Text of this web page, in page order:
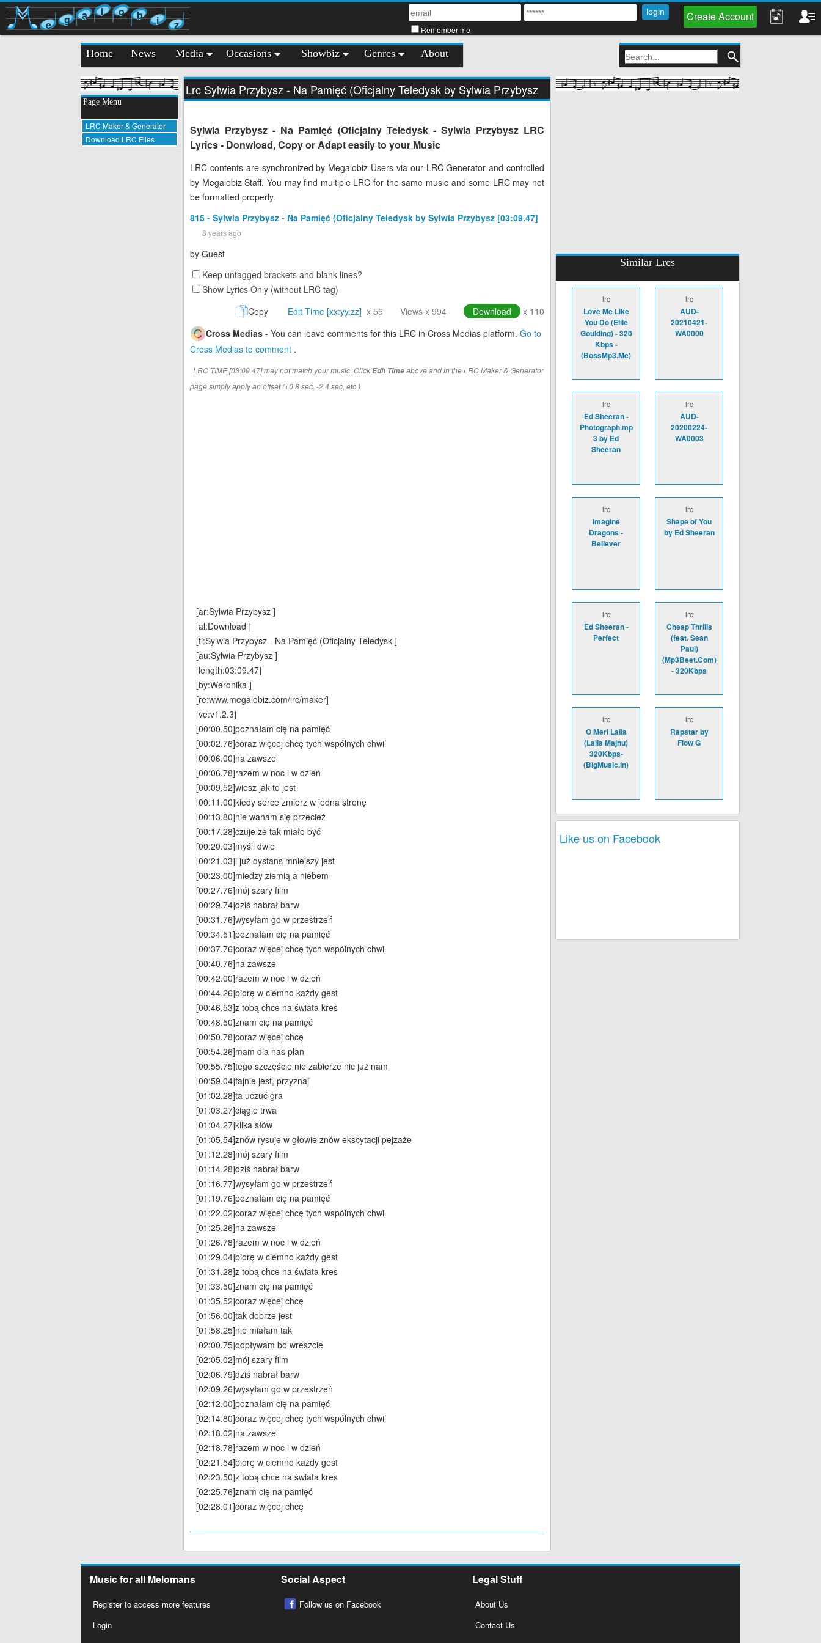
e g a l o b i z Remember me
Create Account
Home News Media Occasions Showbiz Genres About
Page Menu
LRC Maker & Generator
Download LRC Files
Lrc Sylwia Przybysz - Na Pamięć (Oficjalny Teledysk by Sylwia Przybysz
Sylwia Przybysz - Na Pamięć (Oficjalny Teledysk - Sylwia Przybysz LRC
Lyrics - Donwload, Copy or Adapt easily to your Music
LRC contents are synchronized by Megalobiz Users via our LRC Generator and controlled
by Megalobiz Staff. You may find multiple LRC for the same music and some LRC may not
be formatted properly.
815 - Sylwia Przybysz - Na Pamięć (Oficjalny Teledysk by Sylwia Przybysz [03:09.47]
8 years ago
by Guest
Keep untagged brackets and blank lines?
Show Lyrics Only (without LRC tag)
Copy
Edit Time [xx:yy.zz] x 55 Views x 994 Download
x 110
Cross Medias - You can leave comments for this LRC in Cross Medias platform. Go to
Cross Medias to comment .
LRC TIME [03:09.47] may not match your music. ClickEdit Timeabove and in the LRC Maker & Generator
page simply apply an offset (+0.8 sec, -2.4 sec, etc.)
[ar:Sylwia Przybysz ]
[al:Download ]
[ti:Sylwia Przybysz - Na Pamięć (Oficjalny Teledysk ]
[au:Sylwia Przybysz ]
[length:03:09.47]
[by:Weronika ]
[re:www.megalobiz.com/lrc/maker]
[ve:v1.2.3]
[00:00.50]poznałam cię na pamięć
[00:02.76]coraz więcej chcę tych wspólnych chwil
[00:06.00]na zawsze
[00:06.78]razem w noc i w dzień
[00:09.52]wiesz jak to jest
[00:11.00]kiedy serce zmierz w jedna stronę
[00:13.80]nie waham się przecież
[00:17.28]czuje ze tak miało być
[00:20.03]myśli dwie
[00:21.03]i już dystans mniejszy jest
[00:23.00]miedzy ziemią a niebem
[00:27.76]mój szary film
[00:29.74]dziś nabrał barw
[00:31.76]wysyłam go w przestrzeń
[00:34.51]poznałam cię na pamięć
[00:37.76]coraz więcej chcę tych wspólnych chwil
[00:40.76]na zawsze
[00:42.00]razem w noc i w dzień
[00:44.26]biorę w ciemno każdy gest
[00:46.53]z tobą chce na świata kres
[00:48.50]znam cię na pamięć
[00:50.78]coraz więcej chcę
[00:54.26]mam dla nas plan
[00:55.75]tego szczęście nie zabierze nic już nam
[00:59.04]fajnie jest, przyznaj
[01:02.28]ta uczuć gra
[01:03.27]ciągle trwa
[01:04.27]kilka słów
[01:05.54]znów rysuje w głowie znów ekscytacji pejzaże
[01:12.28]mój szary film
[01:14.28]dziś nabrał barw
[01:16.77]wysyłam go w przestrzeń
[01:19.76]poznałam cię na pamięć
[01:22.02]coraz więcej chcę tych wspólnych chwil
[01:25.26]na zawsze
[01:26.78]razem w noc i w dzień
[01:29.04]biorę w ciemno każdy gest
[01:31.28]z tobą chce na świata kres
[01:33.50]znam cię na pamięć
[01:35.52]coraz więcej chcę
[01:56.00]tak dobrze jest
[01:58.25]nie miałam tak
[02:00.75]odpływam bo wreszcie
[02:05.02]mój szary film
[02:06.79]dziś nabrał barw
[02:09.26]wysyłam go w przestrzeń
[02:12.00]poznałam cię na pamięć
[02:14.80]coraz więcej chcę tych wspólnych chwil
[02:18.02]na zawsze
[02:18.78]razem w noc i w dzień
[02:21.54]biorę w ciemno każdy gest
[02:23.50]z tobą chce na świata kres
[02:25.76]znam cię na pamięć
[02:28.01]coraz więcej chcę
Similar Lrcs
lrc
Love Me Like
You Do (Ellie
Goulding) - 320
Kbps -
(BossMp3.Me)
lrc
AUD-
20210421-
WA0000
lrc
Ed Sheeran -
Photograph.mp
3 by Ed
Sheeran
lrc
AUD-
20200224-
WA0003
lrc
Imagine
Dragons -
Believer
lrc
Shape of You
by Ed Sheeran
lrc
Ed Sheeran -
Perfect
lrc
Cheap Thrills
(feat. Sean
Paul)
(Mp3Beet.Com)
- 320Kbps
lrc
O Meri Laila
(Laila Majnu)
320Kbps-
(BigMusic.In)
lrc
Rapstar by
Flow G
Like us on Facebook
Music for all Melomans
Register to access more features
Login
Social Aspect
Follow us on Facebook
Legal Stuff
About Us
Contact Us